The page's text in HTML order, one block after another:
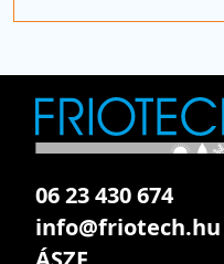
06 23 430 674
info@friotech.hu